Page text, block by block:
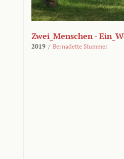
Zwei_Menschen -
2019 / Bernadette Stummer